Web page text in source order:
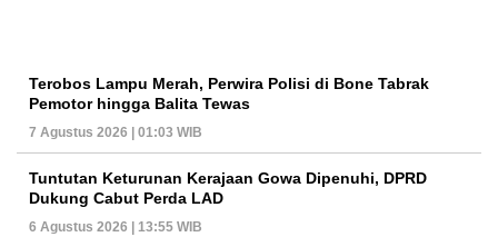
Terobos Lampu Merah, Perwira Polisi di Bone Tabrak
Pemotor hingga Balita Tewas
7 Agustus 2026 | 01:03 WIB
Tuntutan Keturunan Kerajaan Gowa Dipenuhi, DPRD
Dukung Cabut Perda LAD
6 Agustus 2026 | 13:55 WIB